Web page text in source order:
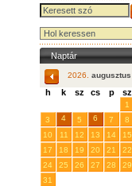
Naptár
2026. augusztus
h k sz cs p sz
1
3
4 5 6 7 8
10
11 12 13 14 15
17
18 19 20 21 22
24
25 26 27 28 29
31